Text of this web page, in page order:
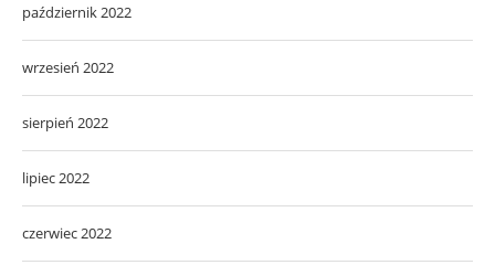
październik 2022
wrzesień 2022
sierpień 2022
lipiec 2022
czerwiec 2022